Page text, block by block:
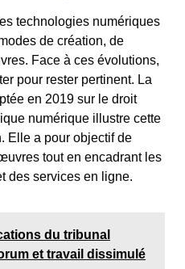
technologies numériques
de création, de
Face à ces évolutions,
pour rester pertinent. La
en 2019 sur le droit
numérique illustre cette
Elle a pour objectif de
tout en encadrant les
des services en ligne.
du tribunal
et travail dissimulé